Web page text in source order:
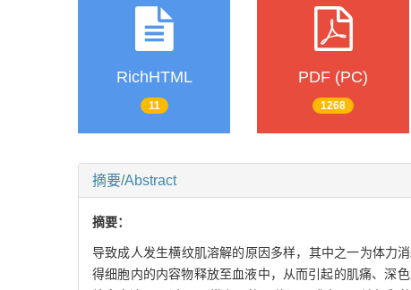
RichHTML
11
PDF (PC)
1268
摘要/Abstract
摘要：
导致成人发生横纹肌溶解的原因多样，其中之一为体力
得细胞内的内容物释放至血液中，从而引起的肌痛、深